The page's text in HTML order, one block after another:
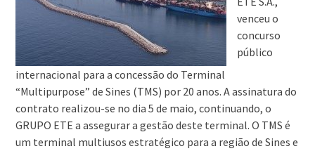
venceu o
concurso
público
internacional para a concessão do Terminal
“Multipurpose” de Sines (TMS) por 20 anos. A assinatura do
contrato realizou-se no dia 5 de maio, continuando, o
GRUPO ETE a assegurar a gestão deste terminal. O TMS é
um terminal multiusos estratégico para a região de Sines e